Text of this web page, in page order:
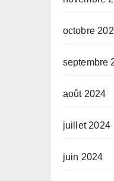
octobre
septembre
août 2024
juillet 2024
juin 2024